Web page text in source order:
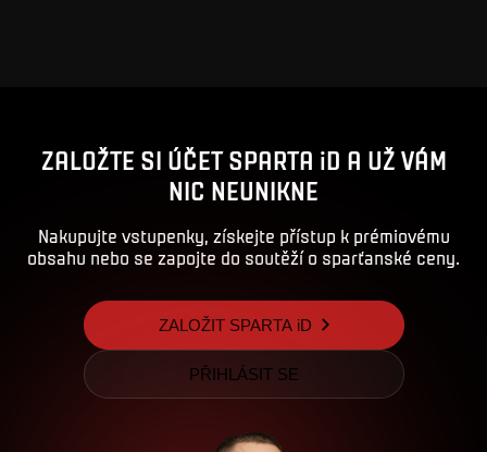
ZALOŽTE SI ÚČET SPARTA iD A UŽ VÁM
NIC NEUNIKNE
Nakupujte vstupenky, získejte přístup k prémiovému
obsahu nebo se zapojte do soutěží o sparťanské ceny.
ZALOŽIT SPARTA iD
PŘIHLÁSIT SE